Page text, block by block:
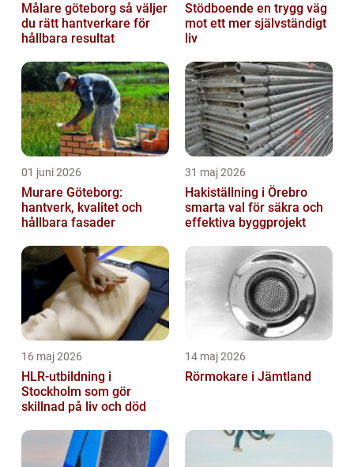
Målare göteborg så väljer
du rätt hantverkare för
hållbara resultat
Stödboende en trygg väg
mot ett mer självständigt
liv
01 juni 2026
Murare Göteborg:
hantverk, kvalitet och
hållbara fasader
31 maj 2026
Hakiställning i Örebro
smarta val för säkra och
effektiva byggprojekt
16 maj 2026
HLR-utbildning i
Stockholm som gör
skillnad på liv och död
14 maj 2026
Rörmokare i Jämtland